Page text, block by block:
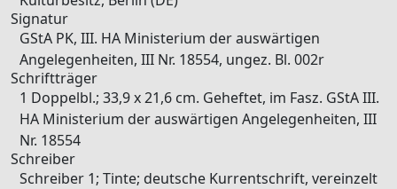
Signatur
GStA PK, III. HA Ministerium der auswärtigen
Angelegenheiten, III Nr. 18554, ungez. Bl. 002r
Schriftträger
1 Doppelbl.; 33,9 x 21,6 cm. Geheftet, im Fasz. GStA III.
HA Ministerium der auswärtigen Angelegenheiten, III
Nr. 18554
Schreiber
Schreiber 1; Tinte; deutsche Kurrentschrift, vereinzelt